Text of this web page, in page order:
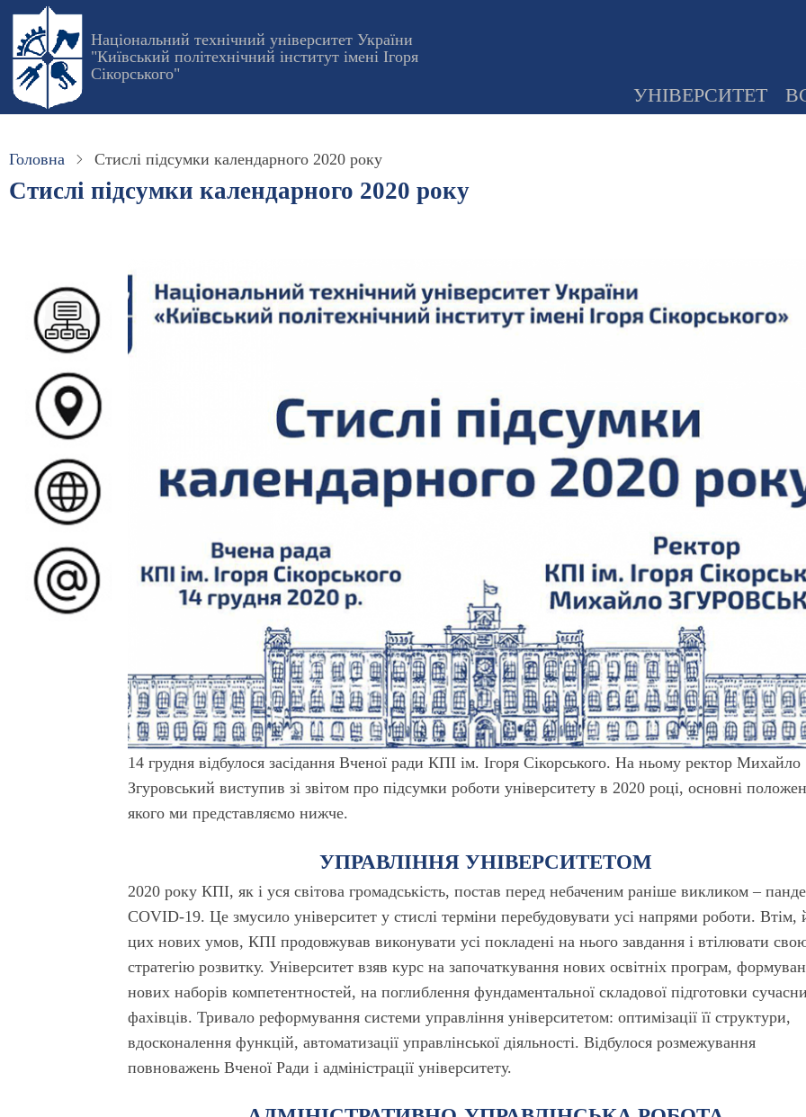
Перейти
основного
вмісту
Національний технічний університет України
"Київський політехнічний інститут імені Ігоря
Сікорського"
УНІВЕРСИТЕТ
Головна Стислі підсумки календарного 2020 року
Стислі підсумки календарного 2020 року
14 грудня відбулося засідання Вченої ради КПІ ім. Ігоря Сікорського. На ньому ректор Михайло
Згуровський виступив зі звітом про підсумки роботи університету в 2020 році, основні
якого ми представляємо нижче.
УПРАВЛІННЯ УНІВЕРСИТЕТОМ
2020 року КПІ, як і уся світова громадськість, постав перед небаченим раніше викликом –
COVID-19. Це змусило університет у стислі терміни перебудовувати усі напрями роботи. Втім,
цих нових умов, КПІ продовжував виконувати усі покладені на нього завдання і втілювати
стратегію розвитку. Університет взяв курс на започаткування нових освітніх програм,
нових наборів компетентностей, на поглиблення фундаментальної складової підготовки
фахівців. Тривало реформування системи управління університетом: оптимізації її структури,
вдосконалення функцій, автоматизації управлінської діяльності. Відбулося розмежування
повноважень Вченої Ради і адміністрації університету.